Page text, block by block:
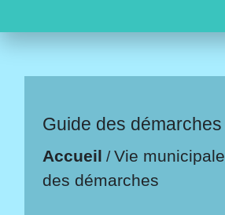
Guide des démarches
Accueil /Vie municipale
des démarches